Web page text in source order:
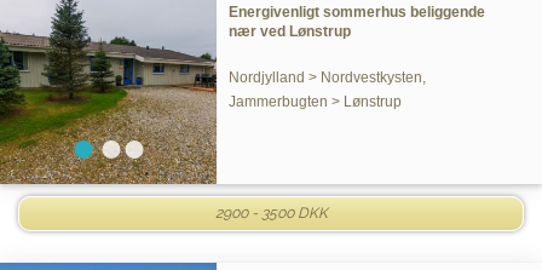
Energivenligt sommerhus beliggende
nær ved Lønstrup
Nordjylland > Nordvestkysten,
Jammerbugten > Lønstrup
2900 - 3500 DKK